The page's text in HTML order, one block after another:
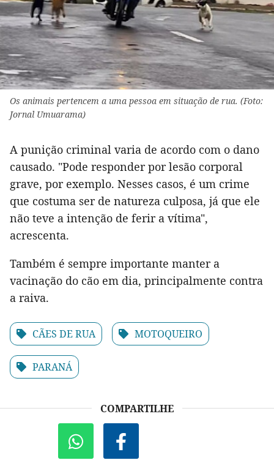
Os animais pertencem a uma pessoa em situação de rua. (Foto:
Jornal Umuarama)
A punição criminal varia de acordo com o dano
causado. "Pode responder por lesão corporal
grave, por exemplo. Nesses casos, é um crime
que costuma ser de natureza culposa, já que ele
não teve a intenção de ferir a vítima",
acrescenta.
Também é sempre importante manter a
vacinação do cão em dia, principalmente contra
a raiva.
CÃES DE RUA MOTOQUEIRO
PARANÁ
COMPARTILHE